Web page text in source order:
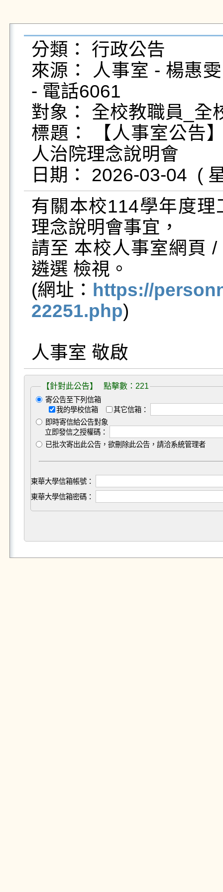
分類： 行政公告
來源： 人事室 - 楊惠
- 電話6061
對象： 全校教職員_全
標題： 【人事室公告
人治院理念說明會
有關本校114學年度
理念說明會事宜，
請至 本校人事室網頁
遴選 檢視。
(網址： https://
22251.php)
人事室 敬啟
【針對此公告】 點擊數：221
寄公告至下列信箱
我的學校信箱
其它信箱：
即時寄信給公告對象
立即發信之授權碼：
已批次寄出此公告，欲刪除此公告，請洽系統管理者
東華大學信箱帳號：
東華大學信箱密碼：